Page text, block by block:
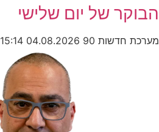
הבוקר של יום שלישי
מערכת חדשות 90 04.08.2026
15:14